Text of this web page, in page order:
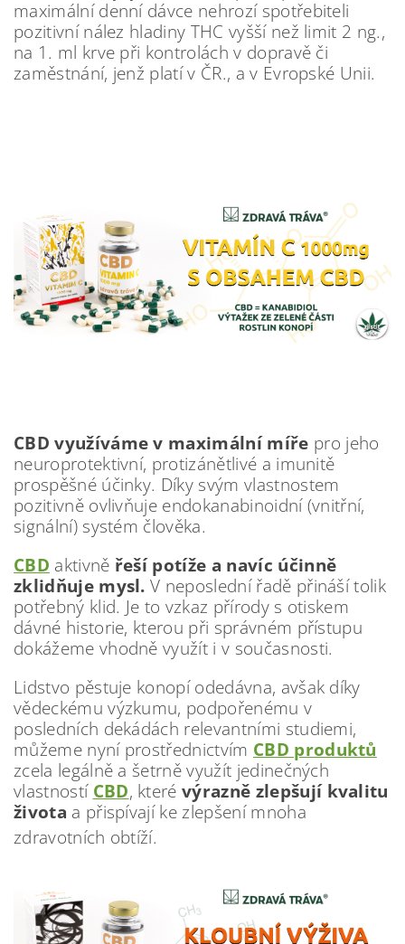
maximální denní dávce nehrozí spotřebiteli
pozitivní nález hladiny THC vyšší než limit 2 ng.,
na 1. ml krve při kontrolách v dopravě či
zaměstnání, jenž platí v ČR., a v Evropské Unii.
CBD využíváme v maximální míře pro jeho
neuroprotektivní, protizánětlivé a imunitě
prospěšné účinky. Díky svým vlastnostem
pozitivně ovlivňuje endokanabinoidní (vnitřní,
signální) systém člověka.
CBD aktivně řeší potíže a navíc účinně
zklidňuje mysl. V neposlední řadě přináší tolik
potřebný klid. Je to vzkaz přírody s otiskem
dávné historie, kterou při správném přístupu
dokážeme vhodně využít i v současnosti.
Lidstvo pěstuje konopí odedávna, avšak díky
vědeckému výzkumu, podpořenému v
posledních dekádách relevantními studiemi,
můžeme nyní prostřednictvím CBD produktů
zcela legálně a šetrně využít jedinečných
vlastností CBD, kterévýrazně zlepšují kvalitu
života a přispívají ke zlepšení mnoha
zdravotních obtíží.